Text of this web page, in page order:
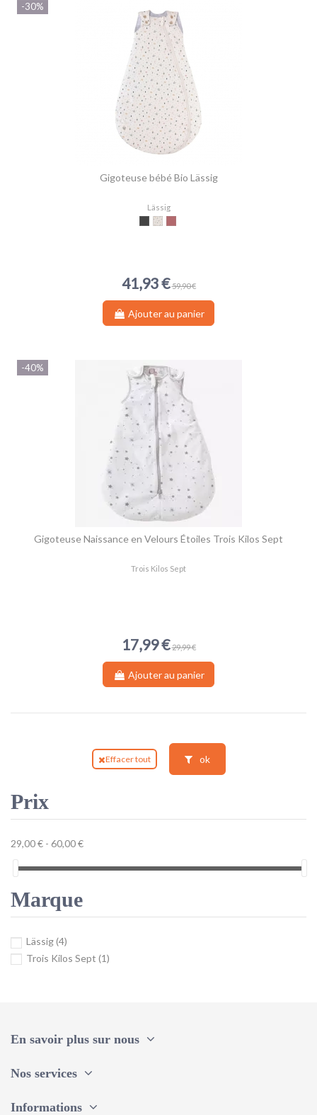
-30%
Gigoteuse bébé Bio Lässig
Lässig
41,93 € 59,90 €
Anthracite
Garden Explorer
Bois de rose
Ajouter au panier
-40%
Gigoteuse Naissance en Velours Étoiles Trois Kilos Sept
Trois Kilos Sept
17,99 € 29,99 €
Ajouter au panier
Effacer tout ok
Prix
29,00 € - 60,00 €
Marque
Lässig(4)
Trois Kilos Sept (1)
En savoir plus sur nous
Nos services
Informations